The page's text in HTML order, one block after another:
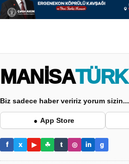
MANİSA TÜRK
Biz sadece haber veririz yorum sizin...
● App Store
f x ▶ ☘ t ◎ in g